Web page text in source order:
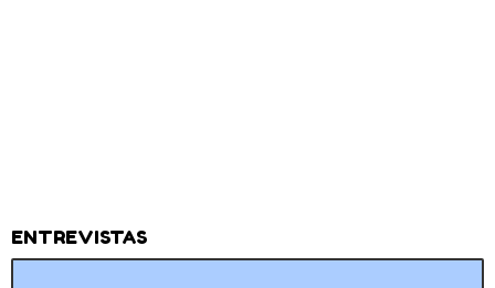
ENTREVISTAS